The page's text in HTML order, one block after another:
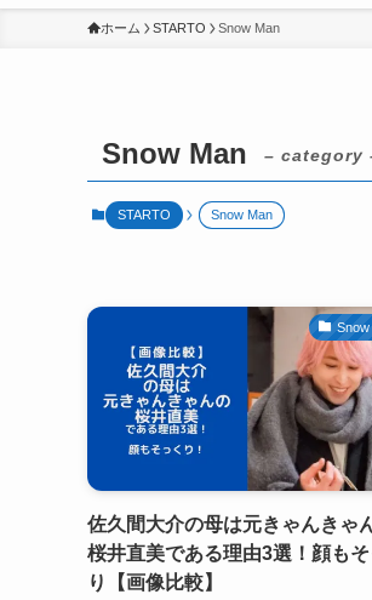
ホーム STARTO Snow Man
Snow Man – category
STARTO Snow Man
佐久間大介の母は元きゃんきゃ
桜井直美である理由3選！顔もそ
り【画像比較】